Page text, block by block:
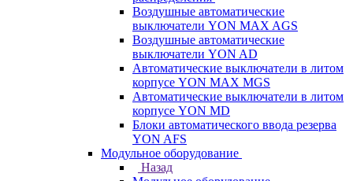
Воздушные автоматические
выключатели YON MAX AGS
Воздушные автоматические
выключатели YON AD
Автоматические выключатели в литом
корпусе YON MAX MGS
Автоматические выключатели в литом
корпусе YON MD
Блоки автоматического ввода резерва
YON AFS
Модульное оборудование
Назад